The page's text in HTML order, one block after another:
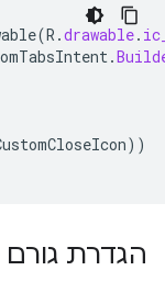
(R .drawable.
.
))
הגדרת